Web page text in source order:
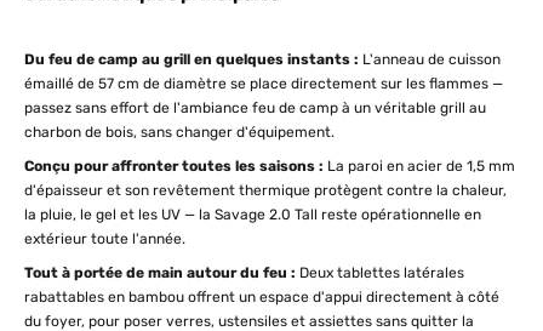
Du feu de camp au grill en quelques instants : L'anneau de cuisson
émaillé de 57 cm de diamètre se place directement sur les flammes —
passez sans effort de l'ambiance feu de camp à un véritable grill au
charbon de bois, sans changer d'équipement.
Conçu pour affronter toutes les saisons : La paroi en acier de 1,5 mm
d'épaisseur et son revêtement thermique protègent contre la chaleur,
la pluie, le gel et les UV — la Savage 2.0 Tall reste opérationnelle en
extérieur toute l'année.
Tout à portée de main autour du feu : Deux tablettes latérales
rabattables en bambou offrent un espace d'appui directement à côté
du foyer, pour poser verres, ustensiles et assiettes sans quitter la